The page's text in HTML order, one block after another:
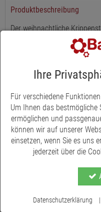
Produktbeschreibung
Der weihnachtliche
Ruinen-Mauerwerken und
Grundplatte hat eine Größe
schöne Kulisse für das
schmücken begrünte und
Maueröffnung mit Holz-
Krippenlandschaft. Größe
10 cm Figuren, aus Holz
Ihre
Für verschiedene
Um Ihnen das bestmögliche
ermöglichen und
können wir auf unserer
einsetzen, wenn Sie es uns
jederzeit über die
Datenschutzerklärung |